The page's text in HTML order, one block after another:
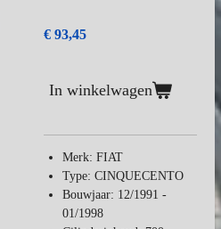
€ 93,45
In winkelwagen
Merk: FIAT
Type: CINQUECENTO
Bouwjaar: 12/1991 -
01/1998